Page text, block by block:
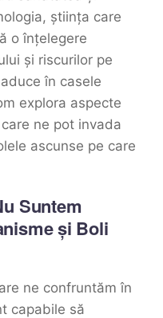
știința care
o înțelegere
și riscurilor pe
în casele
explora aspecte
ne pot invada
ascunse pe care
Suntem
și Boli
ne confruntăm în
capabile să